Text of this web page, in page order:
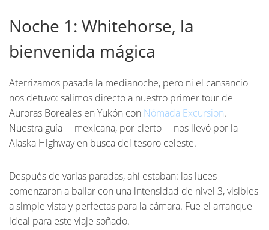
Noche 1: Whitehorse, la
bienvenida mágica
Aterrizamos pasada la medianoche, pero ni el cansancio
nos detuvo: salimos directo a nuestro primer tour de
Auroras Boreales en Yukón con Nómada Excursion.
Nuestra guía —mexicana, por cierto— nos llevó por la
Alaska Highway en busca del tesoro celeste.
Después de varias paradas, ahí estaban: las luces
comenzaron a bailar con una intensidad de nivel 3, visibles
a simple vista y perfectas para la cámara. Fue el arranque
ideal para este viaje soñado.